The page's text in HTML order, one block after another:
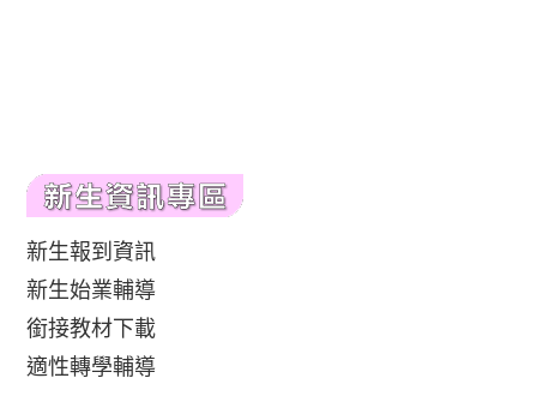
新生報到資訊
新生始業輔導
銜接教材下載
適性轉學輔導